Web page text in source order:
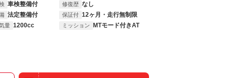
車検整備付 修復歴 なし
法定整備付 保証付 12ヶ月・走行無制限
量 1200cc ミッション MTモード付きAT